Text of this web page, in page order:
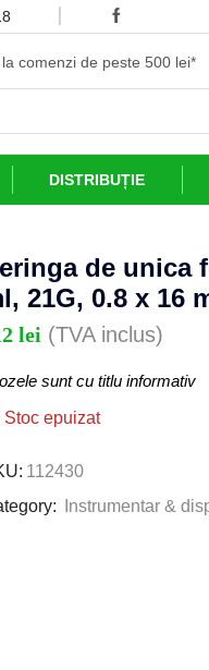
comenzi de peste 500 lei*
DISTRIBUȚIE
de unica
21G, 0.8 x 16
lei (TVA inclus)
sunt cu titlu informativ
Stoc epuizat
112430
Instrumentar &